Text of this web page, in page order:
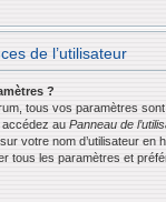
de l’utilisateur
?
tous vos paramètres
accédez au Panneau de
votre nom d’utilisateur en
tous les paramètres et